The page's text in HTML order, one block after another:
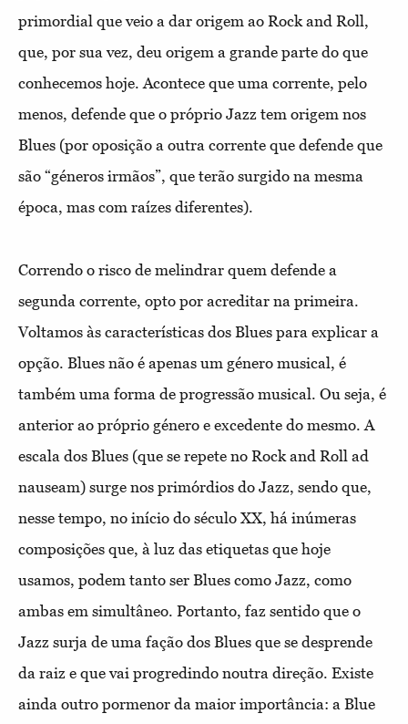
primordial que veio a dar origem ao Rock and Roll,
que, por sua vez, deu origem a grande parte do que
conhecemos hoje. Acontece que uma corrente, pelo
menos, defende que o próprio Jazz tem origem nos
Blues (por oposição a outra corrente que defende que
são “géneros irmãos”, que terão surgido na mesma
época, mas com raízes diferentes).
Correndo o risco de melindrar quem defende a
segunda corrente, opto por acreditar na primeira.
Voltamos às características dos Blues para explicar a
opção. Blues não é apenas um género musical, é
também uma forma de progressão musical. Ou seja, é
anterior ao próprio género e excedente do mesmo. A
escala dos Blues (que se repete no Rock and Roll ad
nauseam) surge nos primórdios do Jazz, sendo que,
nesse tempo, no início do século XX, há inúmeras
composições que, à luz das etiquetas que hoje
usamos, podem tanto ser Blues como Jazz, como
ambas em simultâneo. Portanto, faz sentido que o
Jazz surja de uma fação dos Blues que se desprende
da raiz e que vai progredindo noutra direção. Existe
ainda outro pormenor da maior importância: a Blue